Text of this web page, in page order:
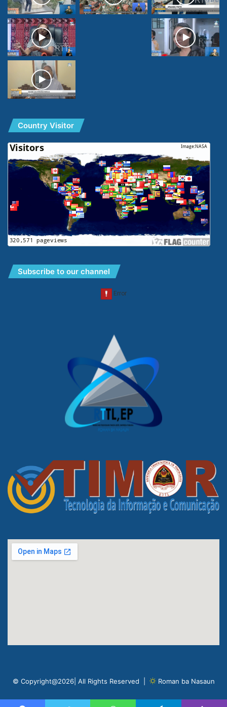
Country Visitor
Subscribe to our channel
© Copyright@2026| All Rights Reserved | Roman ba Nasaun